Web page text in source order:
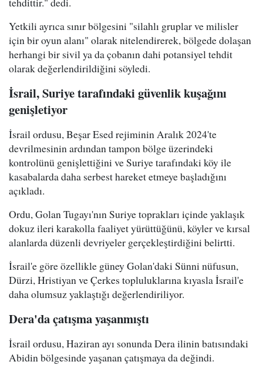
Yetkili ayrıca sınır bölgesini "silahlı gruplar ve milisler
için bir oyun alanı" olarak nitelendirerek, bölgede dolaşan
herhangi bir sivil ya da çobanın dahi potansiyel tehdit
olarak değerlendirildiğini söyledi.
İsrail, Suriye tarafındaki güvenlik kuşağını
genişletiyor
İsrail ordusu, Beşar Esed rejiminin Aralık 2024'te
devrilmesinin ardından tampon bölge üzerindeki
kontrolünü genişlettiğini ve Suriye tarafındaki köy ile
kasabalarda daha serbest hareket etmeye başladığını
açıkladı.
Ordu, Golan Tugayı'nın Suriye toprakları içinde yaklaşık
dokuz ileri karakolla faaliyet yürüttüğünü, köyler ve kırsal
alanlarda düzenli devriyeler gerçekleştirdiğini belirtti.
İsrail'e göre özellikle güney Golan'daki Sünni nüfusun,
Dürzi, Hristiyan ve Çerkes topluluklarına kıyasla İsrail'e
daha olumsuz yaklaştığı değerlendiriliyor.
Dera'da çatışma yaşanmıştı
İsrail ordusu, Haziran ayı sonunda Dera ilinin batısındaki
Abidin bölgesinde yaşanan çatışmaya da değindi.